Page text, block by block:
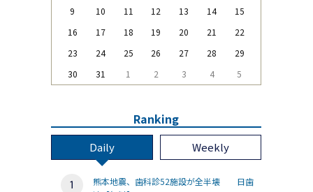
9
10 11 12 13 14
15
16
17 18 19 20 21
22
23
24 25 26 27 28
29
30
31 1 2 3 4 5
Ranking
Daily Weekly
熊本地震、歯科診52施設が全半壊 日歯